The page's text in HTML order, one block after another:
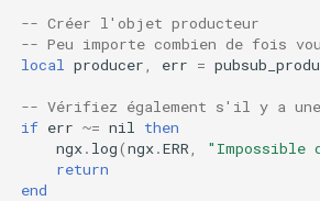
-- Créer l'objet producteur
-- Peu importe combien de fois
local
producer err =
-- Vérifiez également s'il y a
if err ~= nil
then
ngx. log(ngx.ERR
"Impossible
return
end